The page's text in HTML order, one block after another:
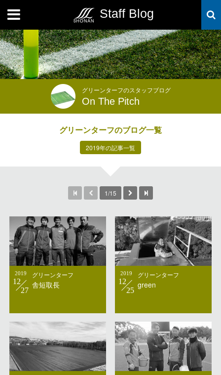
Staff Blog
MENU
グリーンターフのスタッフブログ
On The Pitch
グリーンターフのブログ一覧
2019年の記事一覧
1/15
2019
12
27
グリーンターフ
舎短取長
2019
12
25
グリーンターフ
green